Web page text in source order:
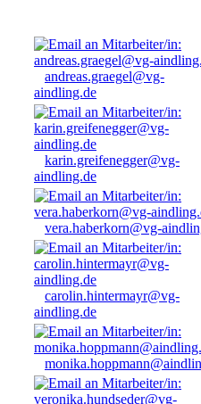
andreas.graegel@vg-
aindling.de
karin.greifenegger@vg-
aindling.de
vera.haberkorn@vg-
carolin.hintermayr@vg-
aindling.de